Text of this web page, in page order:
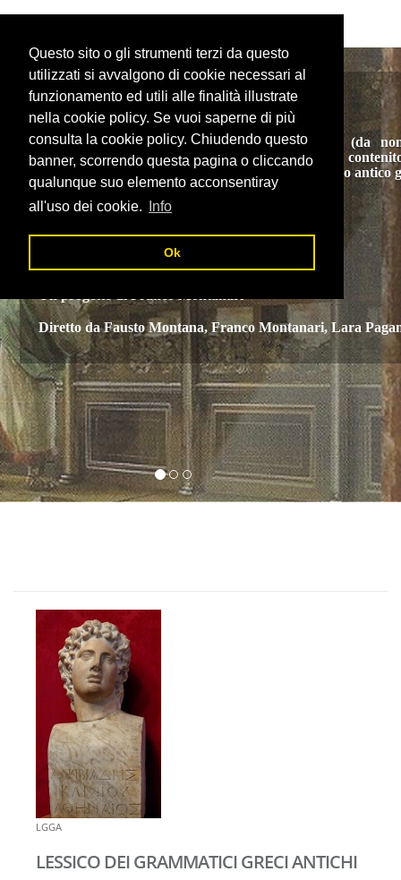
Questo sito o gli strumenti terzi da questo
utilizzati si avvalgono di cookie necessari al
funzionamento ed utili alle finalità illustrate
nella cookie policy. Se vuoi saperne di più
consulta la cookie policy. Chiudendo questo
banner, scorrendo questa pagina o cliccando
qualunque suo elemento acconsentiray
all'uso dei cookie.
Info
Ok
ARISTARCHUS
Dal nome dell'erudito Aristarco di Samotracia (da
l'astronomo Aristarco di Samo) Aristarchus è un
strumenti di lavoro nell'ambito degli studi sul mondo antico
Università degli studi di Genova
Diretto daFausto Montana, Franco Montanari, Lara
LGGA
LESSICO DEI GRAMMATICI GRECI ANTICHI